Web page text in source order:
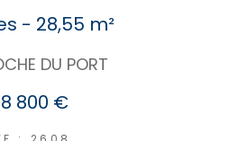
- 28,55 m²
DU PORT
800 €